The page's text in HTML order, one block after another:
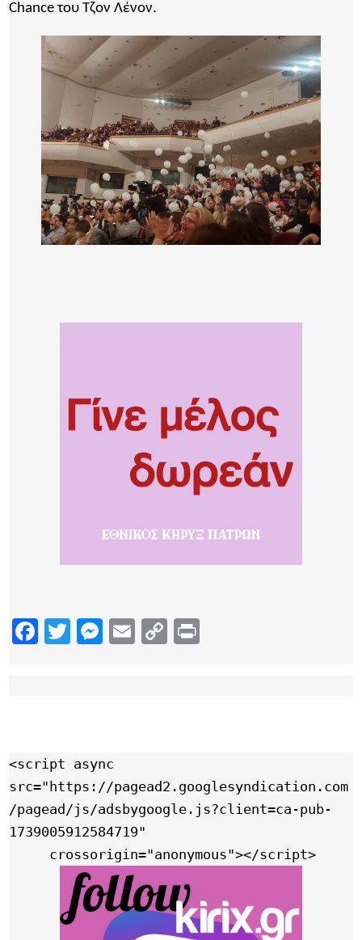
Chance του Τζον Λένον.
Facebook
TwitterMessenger
EmailCopy
<script async
src="https://pagead2.googlesyndication.com
/pagead/js/adsbygoogle.js?client=ca-pub-
1739005912584719"
     crossorigin="anonymous"></script>